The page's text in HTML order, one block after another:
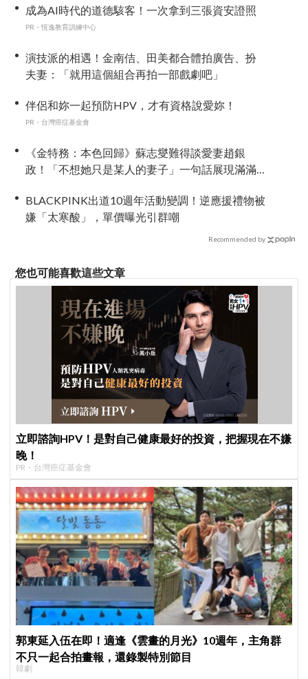
成為AI時代的道德駭客！一次拿到三張資安證照
PR・恆逸教育訓練中心
演技派的相遇！金南佶、田美都合體拍廣告、扮
夫妻：「就用這個組合再拍一部戲劇吧」
伴侶和妳一起預防HPV，才有資格說愛妳！
PR・台灣癌症基金會
《金特務：本色回歸》蘇志燮難得談愛妻趙銀
政！「不想她只是某人的妻子」一句話展現滿滿
BLACKPINK出道10週年活動變調！逆應援禮物被
嫌「太寒酸」，單價曝光引群嘲
Recommended by
您也可能喜歡這些文章
立即諮詢HPV！是對自己健康最好的投資，把握現在不嫌
晚！
PR・台灣癌症基金會
郭東延入伍在即！適逢《雲畫的月光》10週年，主角群
不只一起合拍畫報，還錄製特別節目
韓劇